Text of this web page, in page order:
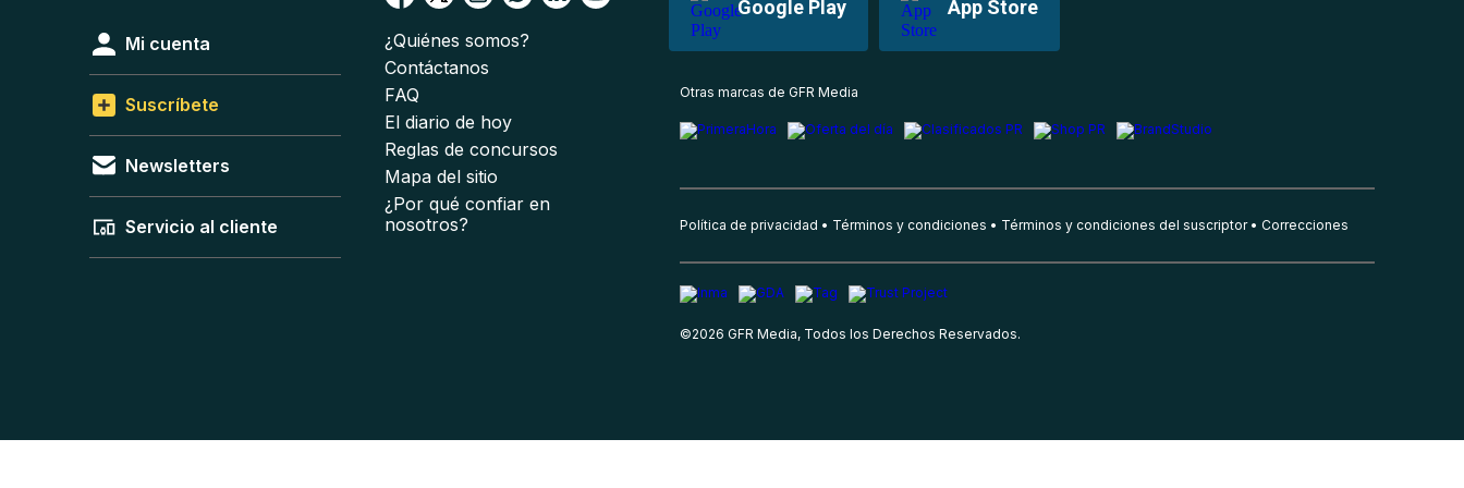
Google Play App Store
Mi cuenta
Suscríbete
Newsletters
Servicio al cliente
¿Quiénes somos?
Contáctanos
FAQ
El diario de hoy
Reglas de concursos
Mapa del sitio
¿Por qué confiar en
nosotros?
Otras marcas de GFR Media
Política de privacidad Términos y condiciones Términos y condiciones del suscriptor Correcciones
©2026 GFR Media, Todos los Derechos Reservados.